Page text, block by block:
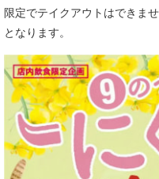
限定でテイクアウトはできま
となります。